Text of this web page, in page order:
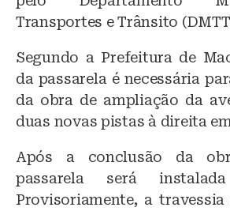
Transportes e Trânsito
Segundo a Prefeitura de
da passarela é necessária
da obra de ampliação da
duas novas pistas à direita
Após a conclusão da
passarela será
Provisoriamente, a